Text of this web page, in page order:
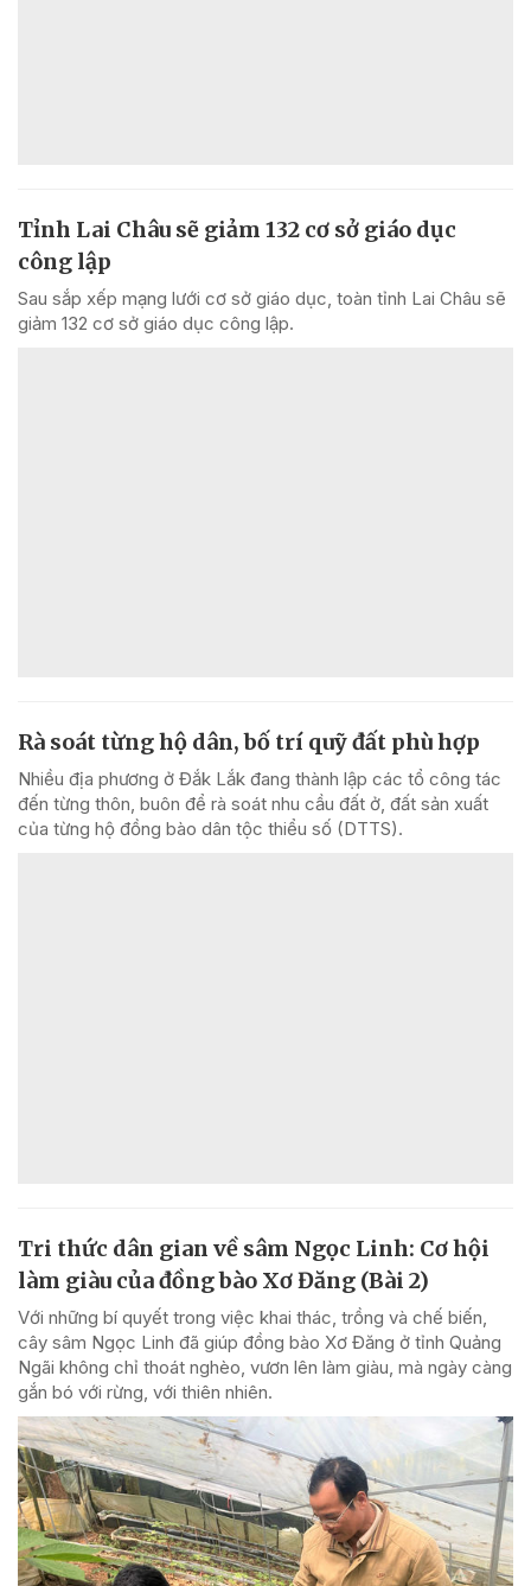
Tỉnh Lai Châu sẽ giảm 132 cơ sở giáo dục
công lập
Sau sắp xếp mạng lưới cơ sở giáo dục, toàn tỉnh Lai Châu sẽ
giảm 132 cơ sở giáo dục công lập.
Rà soát từng hộ dân, bố trí quỹ đất phù hợp
Nhiều địa phương ở Đắk Lắk đang thành lập các tổ công tác
đến từng thôn, buôn để rà soát nhu cầu đất ở, đất sản xuất
của từng hộ đồng bào dân tộc thiểu số (DTTS).
Tri thức dân gian về sâm Ngọc Linh: Cơ hội
làm giàu của đồng bào Xơ Đăng (Bài 2)
Với những bí quyết trong việc khai thác, trồng và chế biến,
cây sâm Ngọc Linh đã giúp đồng bào Xơ Đăng ở tỉnh Quảng
Ngãi không chỉ thoát nghèo, vươn lên làm giàu, mà ngày càng
gắn bó với rừng, với thiên nhiên.